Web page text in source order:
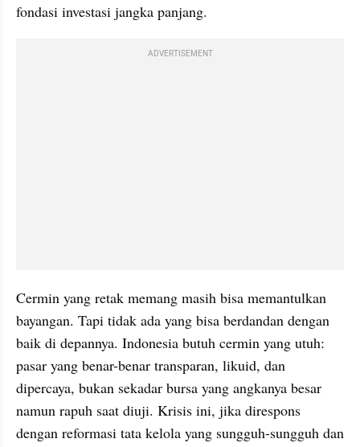
fondasi investasi jangka panjang.
ADVERTISEMENT
Cermin yang retak memang masih bisa memantulkan
bayangan. Tapi tidak ada yang bisa berdandan dengan
baik di depannya. Indonesia butuh cermin yang utuh:
pasar yang benar-benar transparan, likuid, dan
dipercaya, bukan sekadar bursa yang angkanya besar
namun rapuh saat diuji. Krisis ini, jika direspons
dengan reformasi tata kelola yang sungguh-sungguh dan